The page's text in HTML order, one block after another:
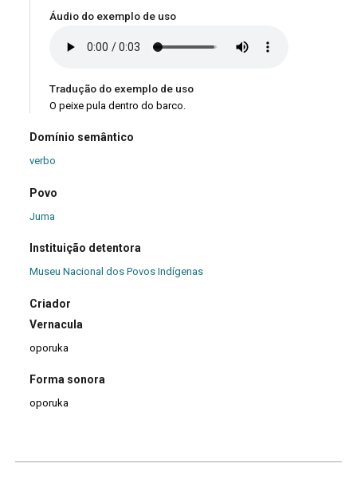
Áudio do exemplo de uso
Tradução do exemplo de uso
O peixe pula dentro do barco.
Domínio semântico
verbo
Povo
Juma
Instituição detentora
Museu Nacional dos Povos Indígenas
Criador
Vernacula
oporuka
Forma sonora
oporuka